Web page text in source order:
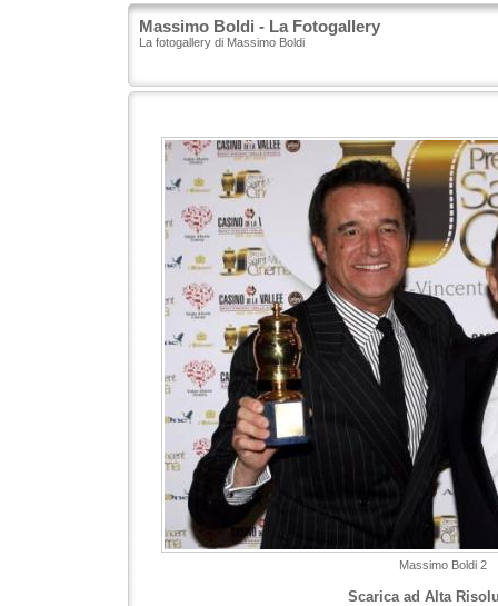
Massimo Boldi - La Fotogallery
La fotogallery di Massimo Boldi
Massimo Boldi 2
Scarica ad Alta